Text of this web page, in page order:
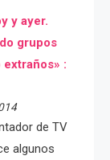
y ayer.
grupos
extraños» :
de TV
algunos